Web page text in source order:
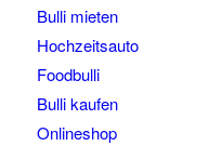
Bulli mieten
Hochzeitsauto
Foodbulli
Bulli kaufen
Onlineshop